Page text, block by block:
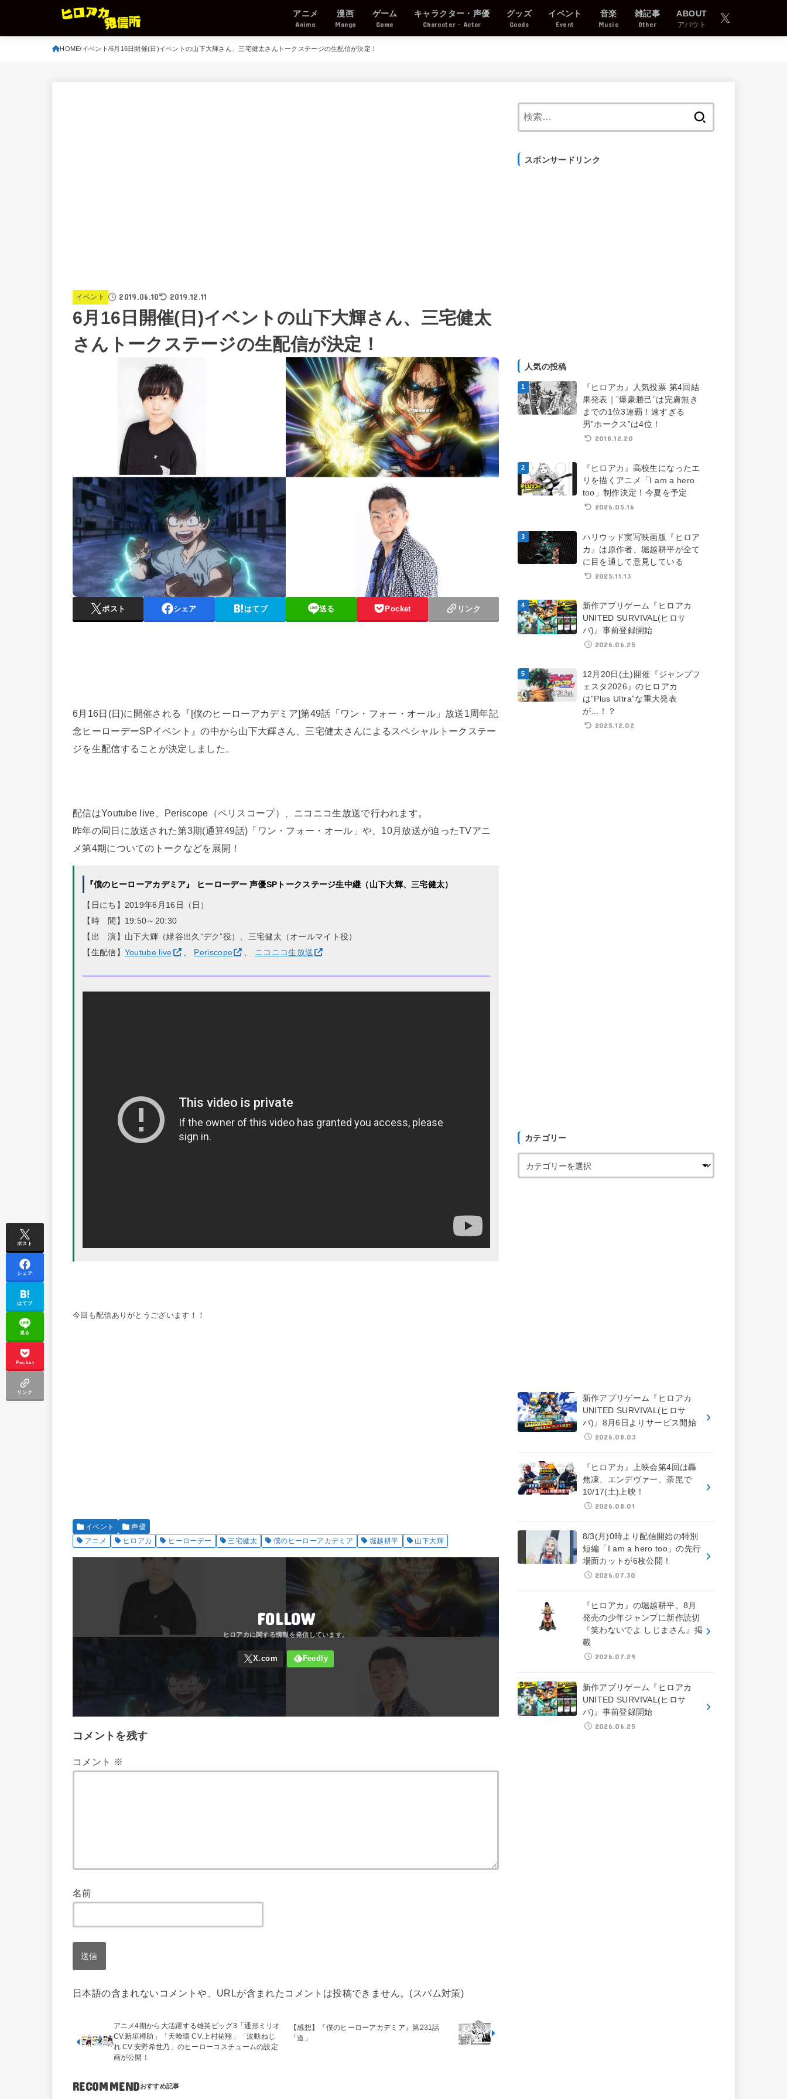
アニメ
Anime
漫画
Manga
ゲーム
Game
キャラクター・声優
Character・Actor
グッズ
Goods
イベント
Event
音楽
Music
雑記事
Other
ABOUT
アバウト
HOME イベント 6月16日開催(日)イベントの山下大輝さん、三宅健太さんトークステージの生配信が決定！
イベント 2019.06.10 2019.12.11
6月16日開催(日)イベントの山下大輝さん、三宅健太
さんトークステージの生配信が決定！
ポスト シェア はてブ 送る Pocket リンク
6月16日(日)に開催される『[僕のヒーローアカデミア]第49話「ワン・フォー・オール」放送1周年記
念ヒーローデーSPイベント』の中から山下大輝さん、三宅健太さんによるスペシャルトークステー
ジを生配信することが決定しました。
配信はYoutube live、Periscope（ペリスコープ）、ニコニコ生放送で行われます。
昨年の同日に放送された第3期(通算49話)「ワン・フォー・オール」や、10月放送が迫ったTVアニ
メ第4期についてのトークなどを展開！
『僕のヒーローアカデミア』 ヒーローデー 声優SPトークステージ生中継（山下大輝、三宅健太）
【日にち】2019年6月16日（日）
【時 間】19:50～20:30
【出 演】山下大輝（緑谷出久“デク”役）、三宅健太（オールマイト役）
【生配信】 Youtube live 、 Periscope 、 ニコニコ生放送
今回も配信ありがとうございます！！
イベント
声優
アニメ
ヒロアカ ヒーローデー 三宅健太 僕のヒーローアカデミア 堀越耕平 山下大輝
FOLLOW
ポスト
シェア
はてブ
送る
Pocket
リンク
コメントを残す
コメント ※
名前
日本語の含まれないコメントや、URLが含まれたコメントは投稿できません。(スパム対策)
【感想】『僕のヒーローアカデミア』第231話
「道」
アニメ4期から大活躍する雄英ビッグ3「通形ミリオ
CV.新垣樽助」「天喰環 CV.上村祐翔」「波動ねじ
れ CV.安野希世乃」のヒーローコスチュームの設定
画が公開！
RECOMMEND
スポンサードリンク
人気の投稿
『ヒロアカ』人気投票 第4回結
果発表｜”爆豪勝己”は完膚無き
までの1位3連覇！速すぎる
男”ホークス”は4位！
2018.12.20
『ヒロアカ』高校生になったエ
リを描くアニメ「I am a hero
too」制作決定！今夏を予定
2026.05.16
ハリウッド実写映画版『ヒロア
カ』は原作者、堀越耕平が全て
に目を通して意見している
2025.11.13
新作アプリゲーム『ヒロアカ
UNITED SURVIVAL(ヒロサ
バ)』事前登録開始
2026.06.25
12月20日(土)開催『ジャンプフ
ェスタ2026』のヒロアカ
は”Plus Ultra”な重大発表
が…！？
2025.12.02
カテゴリー
新作アプリゲーム『ヒロアカ
UNITED SURVIVAL(ヒロサ
バ)』8月6日よりサービス開始
2026.08.03
『ヒロアカ』上映会第4回は轟
焦凍、エンデヴァー、荼毘で
10/17(土)上映！
2026.08.01
8/3(月)0時より配信開始の特別
短編「I am a hero too」の先行
場面カットが6枚公開！
2026.07.30
『ヒロアカ』の堀越耕平、8月
発売の少年ジャンプに新作読切
『笑わないでよ しじまさん』掲
載
2026.07.29
新作アプリゲーム『ヒロアカ
UNITED SURVIVAL(ヒロサ
バ)』事前登録開始
2026.06.25